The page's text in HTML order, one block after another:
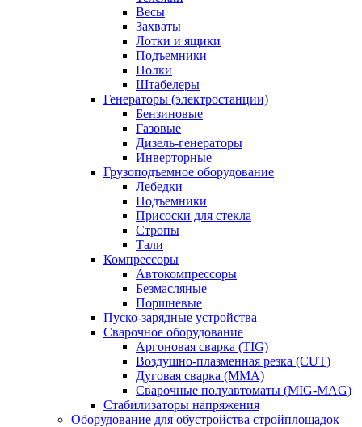
Весы
Захваты
Лотки и ящики
Подъемники
Полки
Штабелеры
Генераторы (электростанции)
Бензиновые
Газовые
Дизель-генераторы
Инверторные
Грузоподъемное оборудование
Лебедки
Подъемники
Присоски для стекла
Стропы
Тали
Компрессоры
Автокомпрессоры
Безмасляные
Поршневые
Пуско-зарядные устройства
Сварочное оборудование
Аргоновая сварка (TIG)
Воздушно-плазменная резка (CUT)
Дуговая сварка (ММА)
Сварочные полуавтоматы (MIG-MAG)
Стабилизаторы напряжения
Оборудование для обустройства стройплощадок